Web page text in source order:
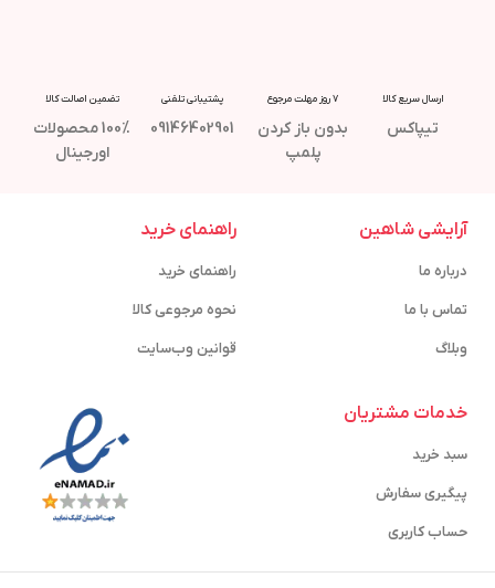
ارسال سریع کالا
تیپاکس
7 روز مهلت مرجوع
بدون باز کردن
پلمپ
پشتیبانی تلفنی
09146402901
تضمین اصالت کالا
100% محصولات
اورجینال
آرایشی شاهین
درباره ما
تماس با ما
وبلاگ
راهنمای خرید
راهنمای خرید
نحوه مرجوعی کالا
قوانین وب‌سایت
خدمات مشتریان
سبد خرید
پیگیری سفارش
حساب کاربری